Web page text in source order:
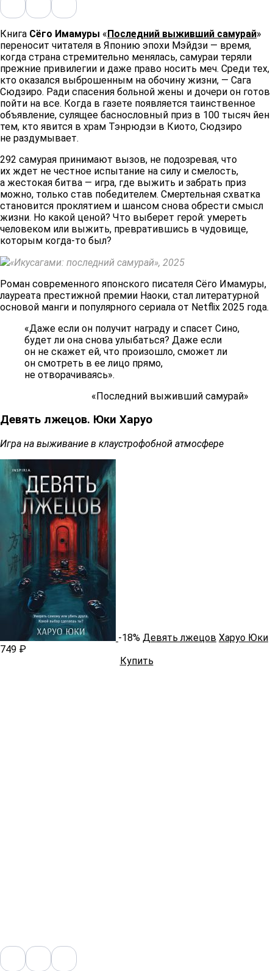
Книга Сёго Имамуры «Последний выживший самурай»
переносит читателя в Японию эпохи Мэйдзи — время,
когда страна стремительно менялась, самураи теряли
прежние привилегии и даже право носить меч. Среди тех,
кто оказался выброшенным на обочину жизни, — Сага
Сюдзиро. Ради спасения больной жены и дочери он готов
пойти на все. Когда в газете появляется таинственное
объявление, сулящее баснословный приз в 100 тысяч йен
тем, кто явится в храм Тэнрюдзи в Киото, Сюдзиро
не раздумывает.
292 самурая принимают вызов, не подозревая, что
их ждет не честное испытание на силу и смелость,
а жестокая битва — игра, где выжить и забрать приз
можно, только став победителем. Смертельная схватка
становится проклятием и шансом снова обрести смысл
жизни. Но какой ценой? Что выберет герой: умереть
человеком или выжить, превратившись в чудовище,
которым когда-то был?
«Икусагами: последний самурай», 2025
Роман современного японского писателя Сёго Имамуры,
лауреата престижной премии Наоки, стал литературной
основой манги и популярного сериала от Netflix 2025 года.
«Даже если он получит награду и спасет Сино,
будет ли она снова улыбаться? Даже если
он не скажет ей, что произошло, сможет ли
он смотреть в ее лицо прямо,
не отворачиваясь».
«Последний выживший самурай»
Девять лжецов. Юки Харуо
Игра на выживание в клаустрофобной атмосфере
-18% Девять лжецов Харуо Юки
749 ₽
Купить